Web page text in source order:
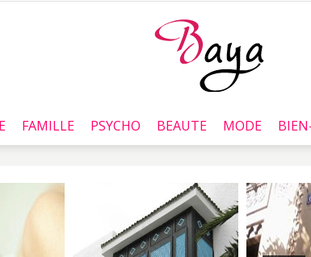
Baya.tn
FAMILLE PSYCHO BEAUTE MODE